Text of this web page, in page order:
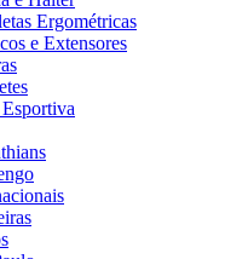
Ergométricas
e Extensores